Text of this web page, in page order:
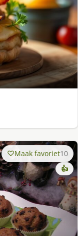
Maak favoriet10
👍